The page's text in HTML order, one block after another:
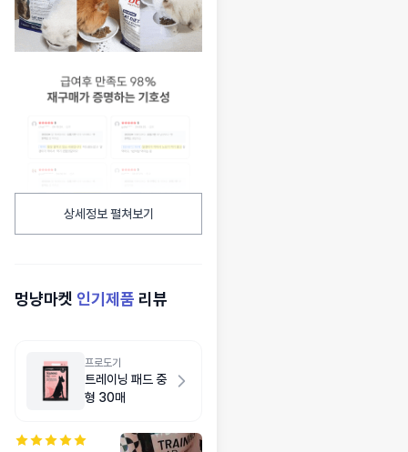
상세정보 펼쳐보기
멍냥마켓 인기제품 리뷰
프로도기
트레이닝 패드 중
형 30매